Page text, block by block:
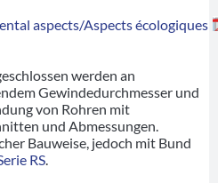
aspects/Aspects écologiques
werden an
Gewindedurchmesser und
von Rohren mit
und Abmessungen.
Bauweise, jedoch mit Bund
RS